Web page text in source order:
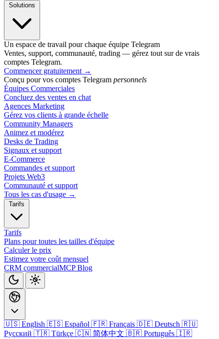
Solutions
Un espace de travail pour chaque équipe Telegram
Ventes, support, communauté, trading — gérez tout sur de vrais
comptes Telegram.
Commencer gratuitement →
Conçu pour vos comptes Telegram personnels
Équipes Commerciales
Concluez des ventes en chat
Agences Marketing
Gérez vos clients à grande échelle
Community Managers
Animez et modérez
Desks de Trading
Signaux et support
E-Commerce
Commandes et support
Projets Web3
Communauté et support
Tous les cas d'usage →
Tarifs
Tarifs
Plans pour toutes les tailles d'équipe
Calculer le prix
Estimez votre coût mensuel
CRM commercialMCPBlog
🇺🇸 English 🇪🇸 Español 🇫🇷 Français 🇩🇪 Deutsch 🇷🇺
Русский 🇹🇷 Türkçe 🇨🇳 简体中文 🇧🇷 Português 🇮🇷